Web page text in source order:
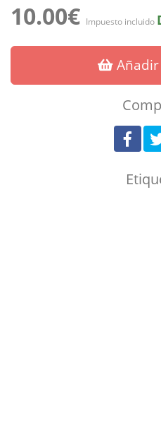
10.00€ Impuesto incluido
Añadir